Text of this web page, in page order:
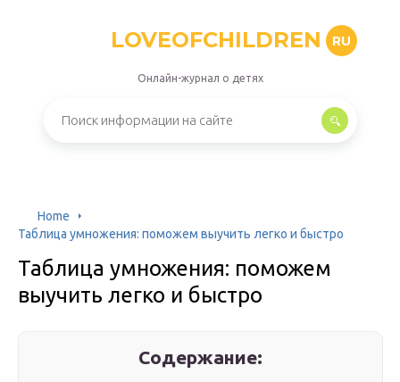
LOVEOFCHILDREN RU
Онлайн-журнал о детях
Home
Таблица умножения: поможем выучить легко и быстро
Таблица умножения: поможем
выучить легко и быстро
Содержание: